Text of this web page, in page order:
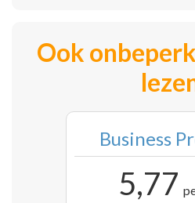
Ook
Business
5,77